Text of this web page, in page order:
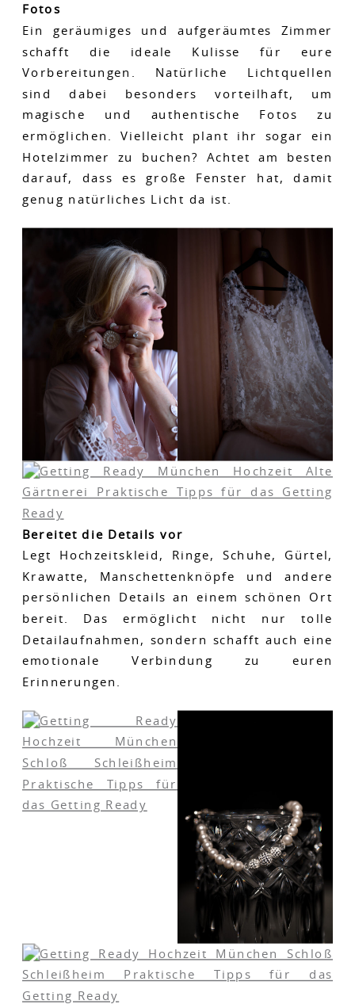
Fotos
Ein geräumiges und aufgeräumtes Zimmer
schafft die ideale Kulisse für eure
Vorbereitungen. Natürliche Lichtquellen
sind dabei besonders vorteilhaft, um
magische und authentische Fotos zu
ermöglichen. Vielleicht plant ihr sogar ein
Hotelzimmer zu buchen? Achtet am besten
darauf, dass es große Fenster hat, damit
genug natürliches Licht da ist.
Bereitet die Details vor
Legt Hochzeitskleid, Ringe, Schuhe, Gürtel,
Krawatte, Manschettenknöpfe und andere
persönlichen Details an einem schönen Ort
bereit. Das ermöglicht nicht nur tolle
Detailaufnahmen, sondern schafft auch eine
emotionale Verbindung zu euren
Erinnerungen.